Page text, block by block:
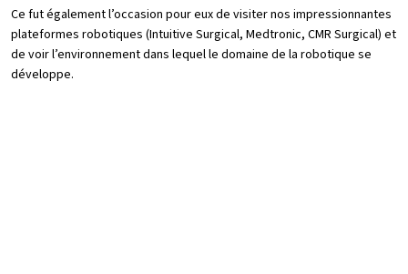
Ce fut également l’occasion pour eux de visiter nos impressionnantes
plateformes robotiques (Intuitive Surgical, Medtronic, CMR Surgical) et
de voir l’environnement dans lequel le domaine de la robotique se
développe.